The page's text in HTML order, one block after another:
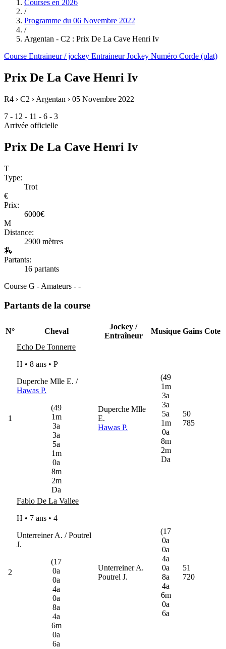
Courses en 2026
/
Programme du 06 Novembre 2022
/
Argentan - C2 : Prix De La Cave Henri Iv
Course Entraineur / jockey EntraineurJockey Numéro Corde (plat)
Prix De La Cave Henri Iv
R4 › C2 › Argentan › 05 Novembre 2022
7 - 12 - 11 - 6 - 3
Arrivée officielle
Prix De La Cave Henri Iv
T
Type:
Trot
€
Prix:
6000€
M
Distance:
2900 mètres
🏇
Partants:
16 partants
Course G - Amateurs - -
Partants de la course
N° Cheval
Jockey /
Entraîneur
Musique Gains Cote
1
Echo De Tonnerre
H • 8 ans • P
Duperche Mlle E. /
Hawas P.
(49
1m
3a
3a
5a
1m
0a
8m
2m
Da
Duperche Mlle
E.
Hawas P.
(49
1m
3a
3a
5a
1m
0a
8m
2m
Da
50
785
2
Fabio De La Vallee
H • 7 ans • 4
Unterreiner A. / Poutrel
J.
(17
0a
0a
4a
0a
8a
4a
6m
0a
6a
Unterreiner A.
Poutrel J.
(17
0a
0a
4a
0a
8a
4a
6m
0a
6a
51
720